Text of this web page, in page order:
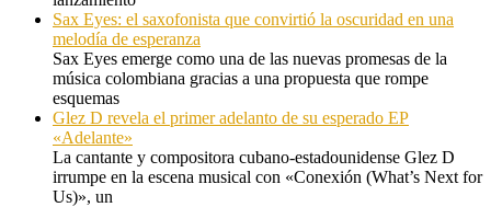
Sax Eyes: el saxofonista que convirtió la oscuridad en una
melodía de esperanza
Sax Eyes emerge como una de las nuevas promesas de la
música colombiana gracias a una propuesta que rompe
esquemas
Glez D revela el primer adelanto de su esperado EP
«Adelante»
La cantante y compositora cubano-estadounidense Glez D
irrumpe en la escena musical con «Conexión (What’s Next for
Us)», un